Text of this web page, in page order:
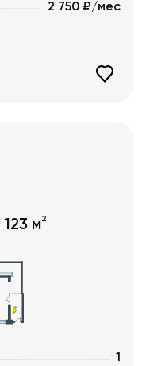
2 750 ₽/мес
123 м2
1